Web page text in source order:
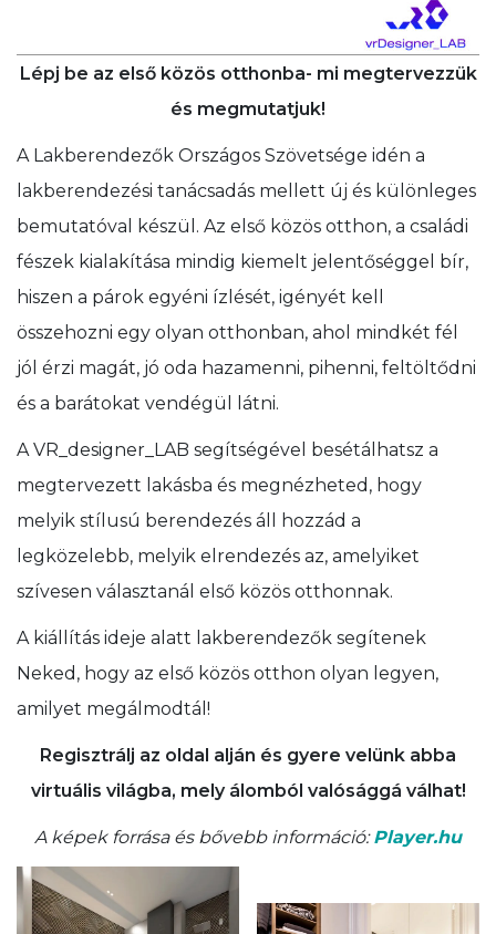
Lépj be az első közös otthonba- mi megtervezzük
és megmutatjuk!
A Lakberendezők Országos Szövetsége idén a
lakberendezési tanácsadás mellett új és különleges
bemutatóval készül. Az első közös otthon, a családi
fészek kialakítása mindig kiemelt jelentőséggel bír,
hiszen a párok egyéni ízlését, igényét kell
összehozni egy olyan otthonban, ahol mindkét fél
jól érzi magát, jó oda hazamenni, pihenni, feltöltődni
és a barátokat vendégül látni.
A VR_designer_LAB segítségével besétálhatsz a
megtervezett lakásba és megnézheted, hogy
melyik stílusú berendezés áll hozzád a
legközelebb, melyik elrendezés az, amelyiket
szívesen választanál első közös otthonnak.
A kiállítás ideje alatt lakberendezők segítenek
Neked, hogy az első közös otthon olyan legyen,
amilyet megálmodtál!
Regisztrálj az oldal alján és gyere velünk abba
virtuális világba, mely álomból valósággá válhat!
A képek forrása és bővebb információ:Player.hu